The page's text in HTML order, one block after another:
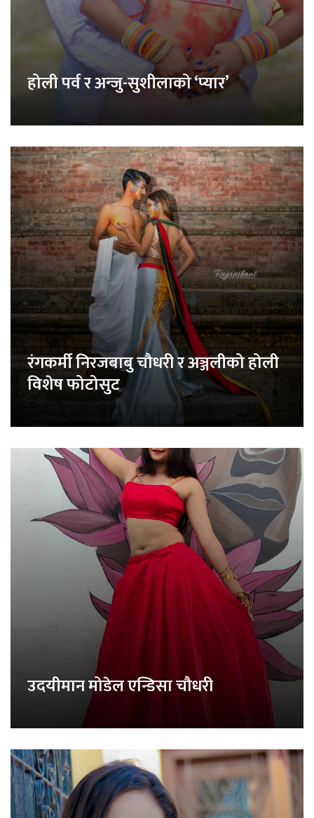
होली पर्व र अन्जु-सुशीलाको ‘प्यार’
रंगकर्मी निरजबाबु चौधरी र अञ्जलीको होली
विशेष फोटोसुट
उदयीमान मोडेल एन्डिसा चौधरी